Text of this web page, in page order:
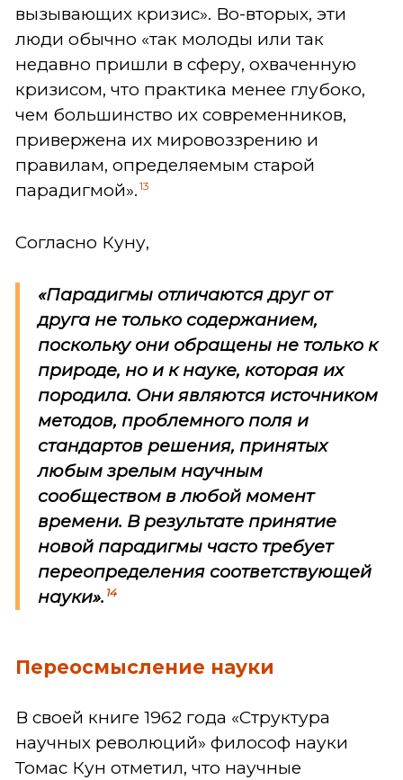
вызывающих кризис». Во-вторых, эти
люди обычно «так молоды или так
недавно пришли в сферу, охваченную
кризисом, что практика менее глубоко,
чем большинство их современников,
привержена их мировоззрению и
правилам, определяемым старой
парадигмой». 13
Согласно Куну,
«Парадигмы отличаются друг от
друга не только содержанием,
поскольку они обращены не только к
природе, но и к науке, которая их
породила. Они являются источником
методов, проблемного поля и
стандартов решения, принятых
любым зрелым научным
сообществом в любой момент
времени. В результате принятие
новой парадигмы часто требует
переопределения соответствующей
науки». 14
Переосмысление науки
В своей книге 1962 года «Структура
научных революций» философ науки
Томас Кун отметил, что научные